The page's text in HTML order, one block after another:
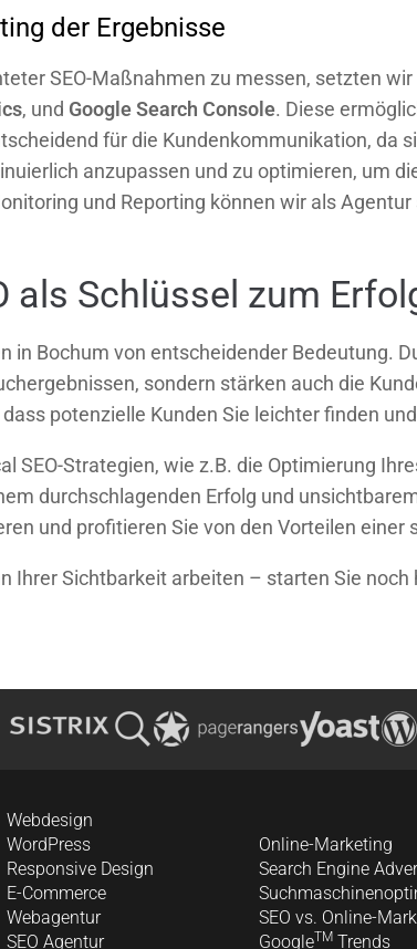
der Ergebnisse
SEO-Maßnahmen zu messen, setzten
, und Google Search Console. Diese
für die Kundenkommunikation, da
anzupassen und zu optimieren, um
und Reporting können wir als
als Schlüssel zum
in Bochum von entscheidender Bedeutung.
sondern stärken auch die
potenzielle Kunden Sie leichter finden
SEO-Strategien, wie z.B. die Optimierung
durchschlagenden Erfolg und
und profitieren Sie von den Vorteilen einer
Ihrer Sichtbarkeit arbeiten – starten Sie
Webdesign
WordPress
Responsive Design
E-Commerce
Webagentur
SEO Agentur
Online-Marketing
Search Engine
SEO vs. Online-
GoogleTM Trends